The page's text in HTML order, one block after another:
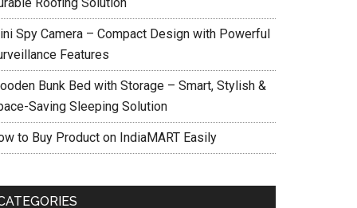
Spy Camera – Compact Design with Powerful
Features
Bunk Bed with Storage – Smart, Stylish &
Saving Sleeping Solution
to Buy Product on IndiaMART Easily